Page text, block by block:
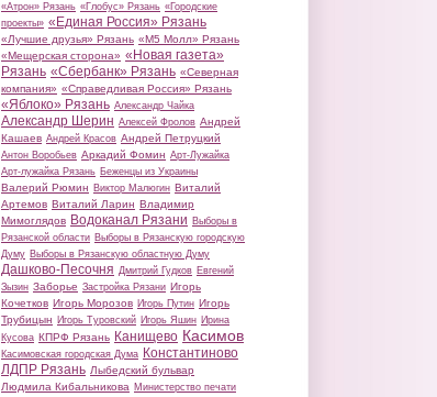
«Атрон» Рязань «Глобус» Рязань «Городские
проекты» «Единая Россия» Рязань
«Лучшие друзья» Рязань «М5 Молл» Рязань
«Мещерская сторона» «Новая газета»
Рязань «Сбербанк» Рязань «Северная
компания» «Справедливая Россия» Рязань
«Яблоко» Рязань Александр Чайка
Александр Шерин Алексей Фролов Андрей
Кашаев Андрей Красов Андрей Петруцкий
Антон Воробьев Аркадий Фомин Арт-Лужайка
Арт-лужайка Рязань Беженцы из Украины
Валерий Рюмин Виктор Малюгин Виталий
Артемов Виталий Ларин Владимир
Мимоглядов Водоканал Рязани Выборы в
Рязанской области Выборы в Рязанскую городскую
Думу Выборы в Рязанскую областную Думу
Дашково-Песочня Дмитрий Гудков Евгений
Зызин Заборье Застройка Рязани Игорь
Кочетков Игорь Морозов Игорь Путин Игорь
Трубицын Игорь Туровский Игорь Яшин Ирина
Кусова КПРФ Рязань Канищево Касимов
Касимовская городская Дума Константиново
ЛДПР Рязань Лыбедский бульвар
Людмила Кибальникова Министерство печати